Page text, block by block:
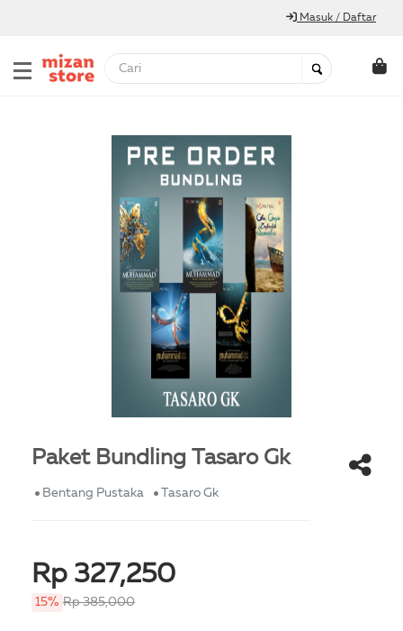
Masuk / Daftar
Paket Bundling Tasaro Gk
Bentang Pustaka Tasaro Gk
Rp 327,250
15% Rp 385,000